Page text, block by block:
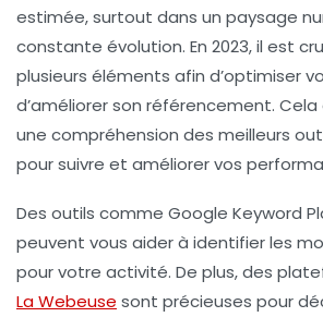
estimée, surtout dans un paysage
constante évolution. En 2023, il est
plusieurs éléments afin d’optimiser
d’améliorer son référencement.
une compréhension des meilleurs
pour suivre et améliorer vos
Des outils comme Google Keyword
peuvent vous aider à identifier les
pour votre activité. De plus, des
La Webeuse sont précieuses pour